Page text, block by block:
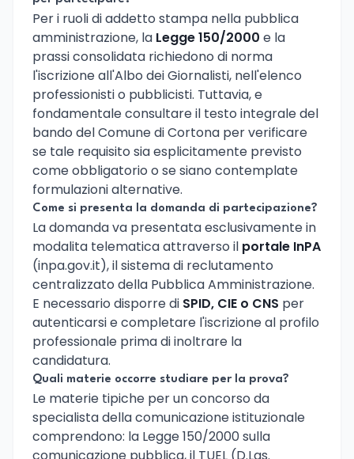
Per i ruoli di addetto stampa nella pubblica
amministrazione, la Legge 150/2000 e la
prassi consolidata richiedono di norma
l'iscrizione all'Albo dei Giornalisti, nell'elenco
professionisti o pubblicisti. Tuttavia, e
fondamentale consultare il testo integrale del
bando del Comune di Cortona per verificare
se tale requisito sia esplicitamente previsto
come obbligatorio o se siano contemplate
formulazioni alternative.
Come si presenta la domanda di partecipazione?
La domanda va presentata esclusivamente in
modalita telematica attraverso il portale InPA
(inpa.gov.it), il sistema di reclutamento
centralizzato della Pubblica Amministrazione.
E necessario disporre di SPID, CIE o CNS per
autenticarsi e completare l'iscrizione al profilo
professionale prima di inoltrare la
candidatura.
Quali materie occorre studiare per la prova?
Le materie tipiche per un concorso da
specialista della comunicazione istituzionale
comprendono: la Legge 150/2000 sulla